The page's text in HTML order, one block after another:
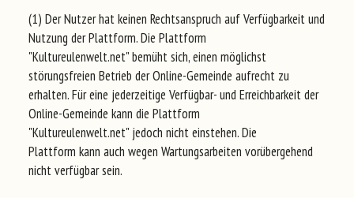
(1) Der Nutzer hat keinen Rechtsanspruch auf Verfügbarkeit und
Nutzung der Plattform. Die Plattform
"Kultureulenwelt.net" bemüht sich, einen möglichst
störungsfreien Betrieb der Online-Gemeinde aufrecht zu
erhalten. Für eine jederzeitige Verfügbar- und Erreichbarkeit der
Online-Gemeinde kann die Plattform
"Kultureulenwelt.net" jedoch nicht einstehen. Die
Plattform kann auch wegen Wartungsarbeiten vorübergehend
nicht verfügbar sein.